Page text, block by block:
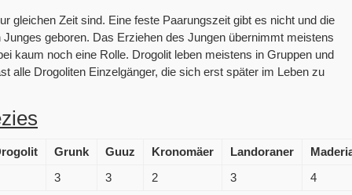
gleichen Zeit sind. Eine feste Paarungszeit gibt es nicht und die
geboren. Das Erziehen des Jungen übernimmt meistens
kaum noch eine Rolle. Drogolit leben meistens in Gruppen und
alle Drogoliten Einzelgänger, die sich erst später im Leben zu
Grunk Guuz Kronomäer Landoraner
3
3 2 3 4